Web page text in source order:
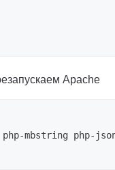
Apache